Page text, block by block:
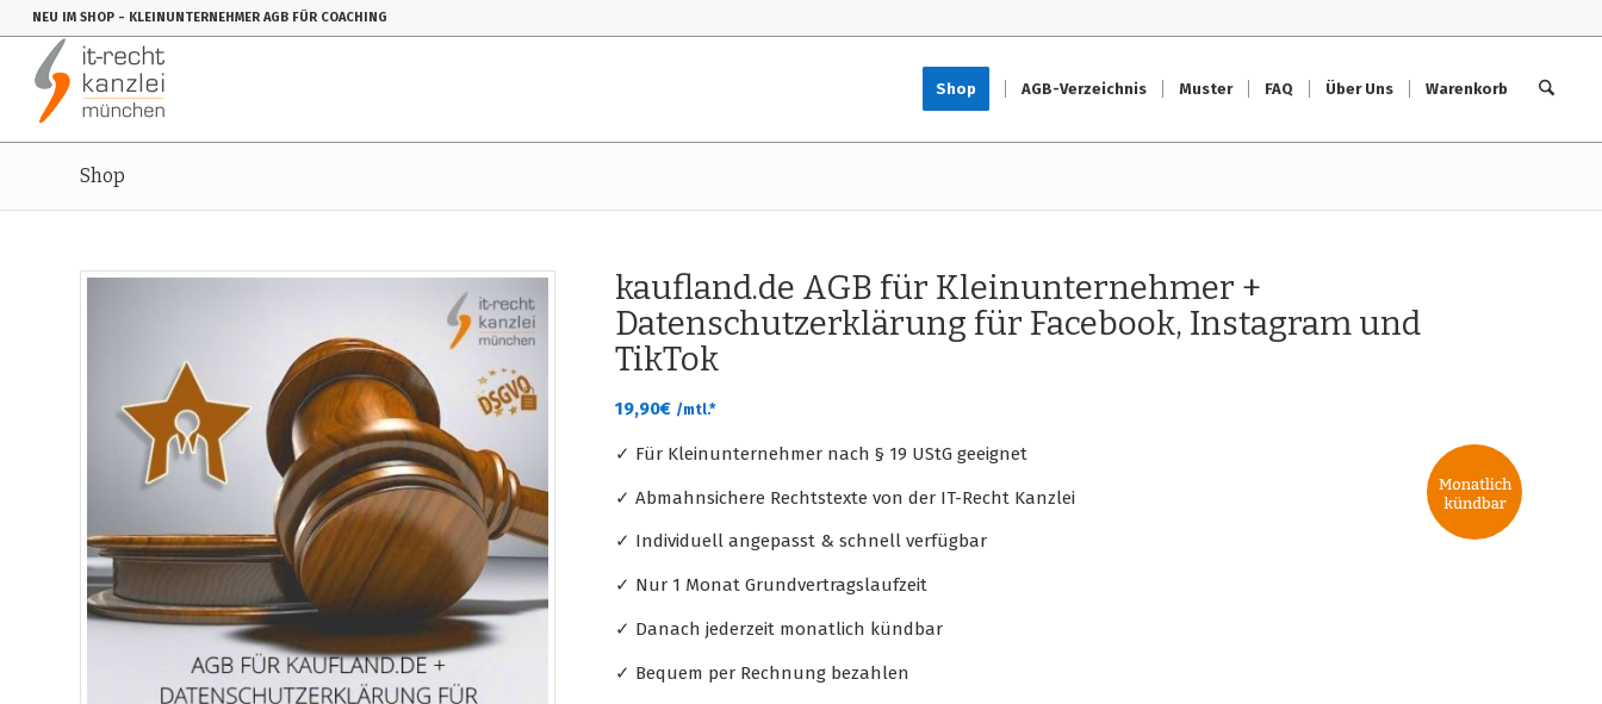
NEU IM SHOP - KLEINUNTERNEHMER AGB FÜR COACHING
Shop AGB-Verzeichnis Muster FAQ Über Uns Warenkorb
Shop
kaufland.de AGB für Kleinunternehmer +
Datenschutzerklärung für Facebook, Instagram und
TikTok
19,90€ /mtl.*
✓ Für Kleinunternehmer nach § 19 UStG geeignet
✓ Abmahnsichere Rechtstexte von der IT-Recht Kanzlei
✓ Individuell angepasst & schnell verfügbar
✓ Nur 1 Monat Grundvertragslaufzeit
✓ Danach jederzeit monatlich kündbar
✓ Bequem per Rechnung bezahlen